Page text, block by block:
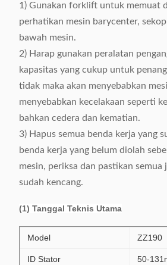
1) Gunakan forklift untuk memuat
perhatikan mesin barycenter,
bawah mesin.
2) Harap gunakan peralatan
kapasitas yang cukup untuk
tidak maka akan menyebabkan
menyebabkan kecelakaan seperti
bahkan cedera dan kematian.
3) Hapus semua benda kerja yang
benda kerja yang belum diolah
mesin, periksa dan pastikan semua
sudah kencang.
(1) Tanggal Teknis Utama
Model ZZ190
ID Stator 50-